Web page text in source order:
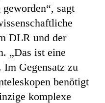
sagt
DLR und der
„Das ist eine
Im Gegensatz zu
benötigt
komplexe